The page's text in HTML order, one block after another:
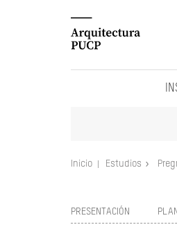
Inicio Estudios
PRESENTACIÓN